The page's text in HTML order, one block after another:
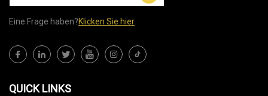
Eine Frage haben?Klicken Sie hier
QUICK LINKS